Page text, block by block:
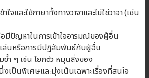
ใจและใช้ภาษาทั้งทางวาจาและไม่ใช่วาจา (เช่น
มีปัญหาในการเข้าใจอารมณ์ของผู้อื่น
เล่นหรือการมีปฏิสัมพันธ์กับผู้อื่น
ซ้ำ ๆ เช่น โยกตัว หมุนสิ่งของ
เป็นพิเศษและมุ่งเน้นเฉพาะเรื่องที่สนใจ